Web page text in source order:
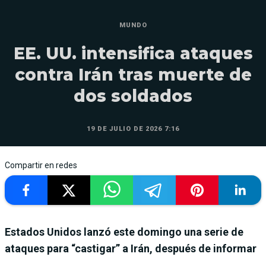
MUNDO
EE. UU. intensifica ataques
contra Irán tras muerte de
dos soldados
19 DE JULIO DE 2026 7:16
Compartir en redes
Estados Unidos lanzó este domingo una serie de
ataques para “castigar” a Irán, después de informar